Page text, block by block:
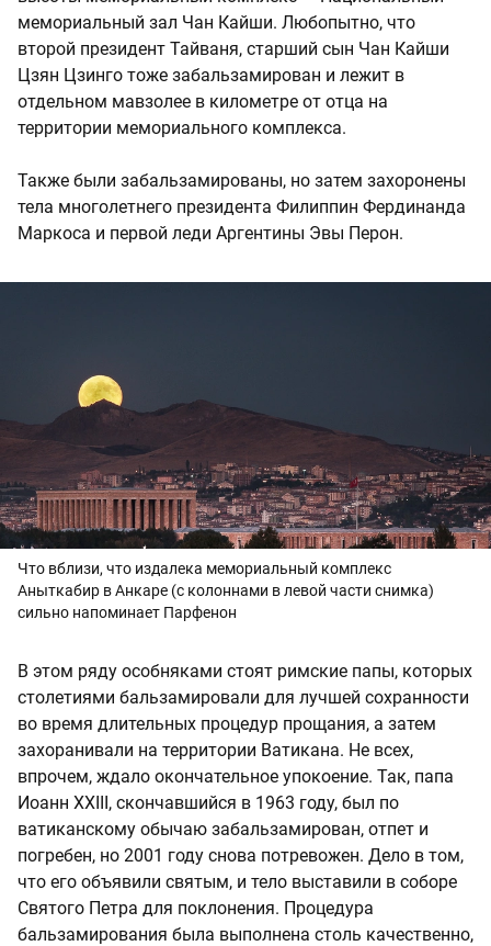
мемориальный зал Чан Кайши. Любопытно, что
второй президент Тайваня, старший сын Чан Кайши
Цзян Цзинго тоже забальзамирован и лежит в
отдельном мавзолее в километре от отца на
территории мемориального комплекса.
Также были забальзамированы, но затем захоронены
тела многолетнего президента Филиппин Фердинанда
Маркоса и первой леди Аргентины Эвы Перон.
Что вблизи, что издалека мемориальный комплекс
Аныткабир в Анкаре (с колоннами в левой части снимка)
сильно напоминает Парфенон
В этом ряду особняками стоят римские папы, которых
столетиями бальзамировали для лучшей сохранности
во время длительных процедур прощания, а затем
захоранивали на территории Ватикана. Не всех,
впрочем, ждало окончательное упокоение. Так, папа
Иоанн XXIII, скончавшийся в 1963 году, был по
ватиканскому обычаю забальзамирован, отпет и
погребен, но 2001 году снова потревожен. Дело в том,
что его объявили святым, и тело выставили в соборе
Святого Петра для поклонения. Процедура
бальзамирования была выполнена столь качественно,